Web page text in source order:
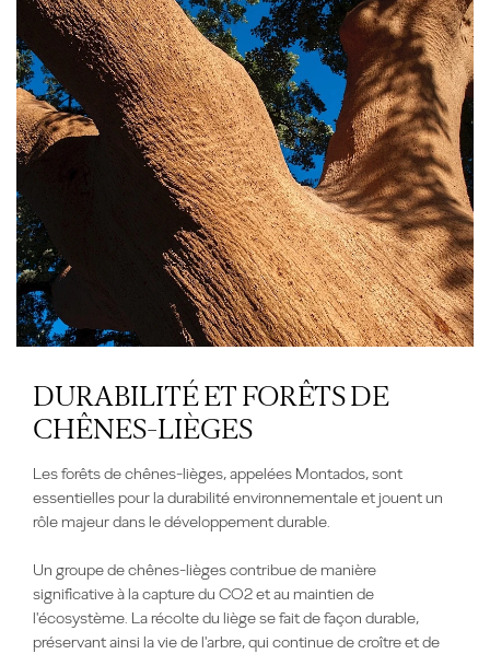
DURABILITÉ ET FORÊTS DE
CHÊNES-LIÈGES
Les forêts de chênes-lièges,appelées Montados, sont
essentielles pour la durabilité environnementale etjouent un
rôle majeur dansle développement durable.
Un groupe de chênes-liègescontribue de manière
significative à la capture du CO2 et au maintien de
l'écosystème. La récolte du liège se fait de façon durable,
préservant ainsi la vie del'arbre, qui continue de croître et de